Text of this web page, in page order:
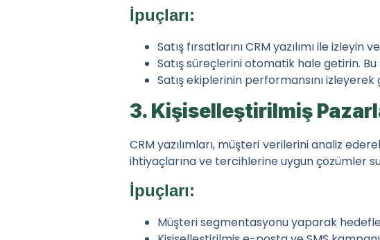
1. Eğitim ve Destek Hizmetleri
İpuçları:
2. Kademeli Uygulama
İpuçları:
Benzer Haberler
Bitki Büyüme Aşamalarında Besin
Bitkilerde Demir ve Mangan
Bitki Beslemede Silikon: Rolü ve
İpuçları:
Satış fırsatlarını CRM yazılımı ile izleyin
Satış süreçlerini otomatik hale getirin. Bu
Satış ekiplerinin performansını
3. Kişiselleştirilmiş
CRM yazılımları, müşteri verilerini analiz
ihtiyaçlarına ve tercihlerine uygun çözümler
İpuçları:
Müşteri segmentasyonu yaparak